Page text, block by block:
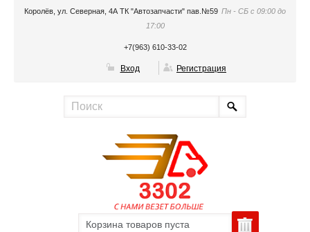
Королёв, ул. Северная, 4А ТК "Автозапчасти" пав.№59 Пн - СБ с 09:00 до
17:00
+7(963) 610-33-02
Вход Регистрация
Корзина товаров пуста